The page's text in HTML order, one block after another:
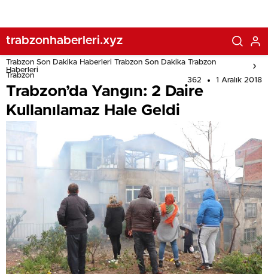
trabzonhaberleri.xyz
Trabzon Son Dakika Haberleri Trabzon Son Dakika Trabzon
Haberleri
Trabzon
362 1 Aralık 2018
Trabzon’da Yangın: 2 Daire
Kullanılamaz Hale Geldi